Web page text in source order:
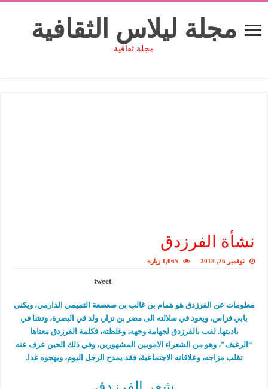
مجلة ليلاس الثقافية
مجلة ثقافية
نشأة الفرزدق
نوفمبر 26, 2018 1,065 زيارة
tweet
معلومات عن الفرزدق هو همام بن غالب بن صعصعة التميمي الدارمي، ويكنى
بابي فراس، ويعود في سلالته الى مضر بن نزار، ولد في البصرة، ونشا في
باديتها. لقب بالفرزدق لجهامة وجهه، وغلظته، فكلمة الفرزدق معناها
“الرغيف”، وهو من الشعراء الامويين المشهورين، وفي ذلك الحين عرف عنه
تقلب مزاجه، وعلاقاته الاجتماعية، فقد يمدح الرجل اليوم، ويهجوه غدا.